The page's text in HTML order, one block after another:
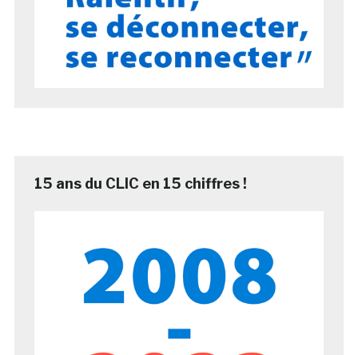
15 ans du CLIC en 15 chiffres !